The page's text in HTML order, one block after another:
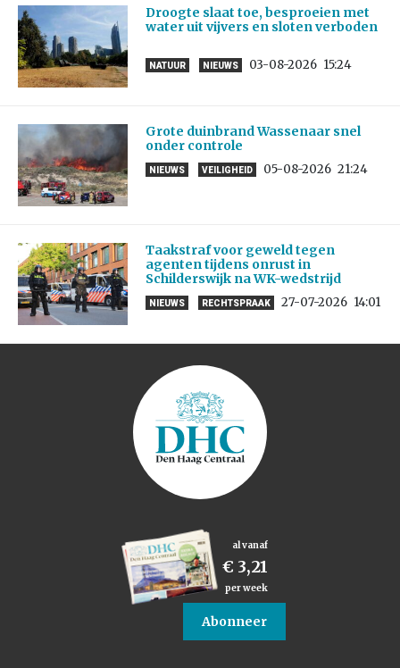
Droogte slaat toe, besproeien met
water uit vijvers en sloten verboden
NATUUR NIEUWS 03-08-2026 15:24
Grote duinbrand Wassenaar snel
onder controle
NIEUWS VEILIGHEID 05-08-2026 21:24
Taakstraf voor geweld tegen
agenten tijdens onrust in
Schilderswijk na WK-wedstrijd
NIEUWS RECHTSPRAAK 27-07-2026 14:01
al vanaf
€ 3,21
per week
Abonneer